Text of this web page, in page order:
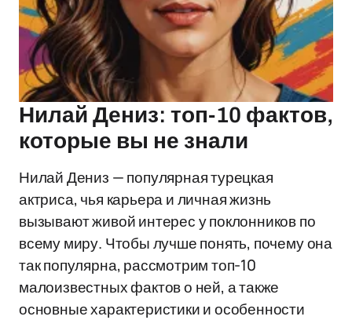
Нилай Дениз: топ-10 фактов,
которые вы не знали
Нилай Дениз — популярная турецкая
актриса, чья карьера и личная жизнь
вызывают живой интерес у поклонников по
всему миру. Чтобы лучше понять, почему она
так популярна, рассмотрим топ-10
малоизвестных фактов о ней, а также
основные характеристики и особенности